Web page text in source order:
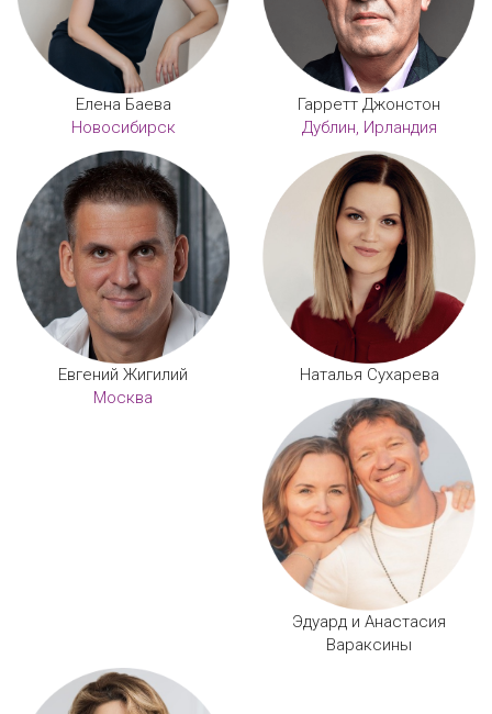
Елена Баева
Новосибирск
Гарретт Джонстон
Дублин, Ирландия
Евгений Жигилий
Москва
Наталья Сухарева
Эдуард и Анастасия
Вараксины